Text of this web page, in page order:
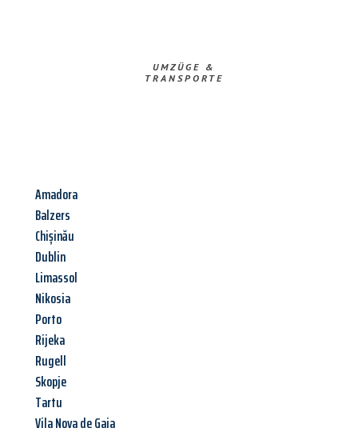
UMZÜGE &
TRANSPORTE
Amadora
Balzers
Chișinău
Dublin
Limassol
Nikosia
Porto
Rijeka
Rugell
Skopje
Tartu
Vila Nova de Gaia